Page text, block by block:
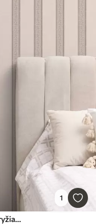
1
Subtilūs rožiniai ir smėlio spalvos dryžiai su lapais